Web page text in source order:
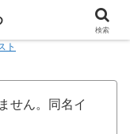
ト
せん。同名イ
検索